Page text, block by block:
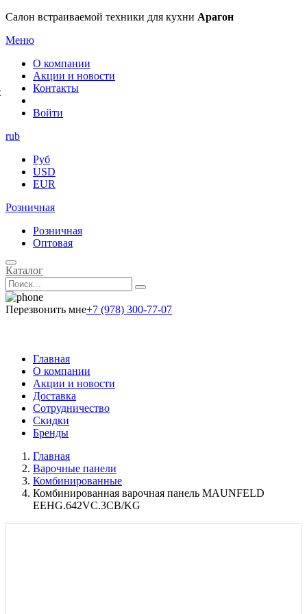
Салон встраиваемой техники для кухни Арагон
Меню
О компании
Акции и новости
Контакты
Войти
rub
Руб
USD
EUR
Розничная
Розничная
Оптовая
Каталог
Перезвонить мне+7 (978) 300-77-07
Главная
О компании
Акции и новости
Доставка
Сотрудничество
Скидки
Бренды
Главная
Варочные панели
Комбинированные
Комбинированная варочная панель MAUNFELD
EEHG.642VC.3CB/KG